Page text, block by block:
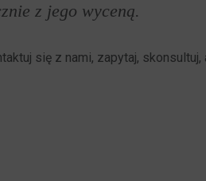
z jego wyceną.
się z nami, zapytaj, skonsultuj,